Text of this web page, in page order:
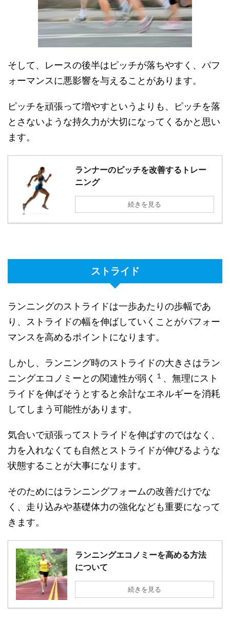
そして、レースの後半はピッチが落ちやすく、パフ
ォーマンスに悪影響を与えることがあります。
ピッチを頑張って増やすというよりも、ピッチを落
とさないような持久力が大切になってくるかと思い
ます。
ランナーのピッチを改善するトレー
ニング
続きを見る
ストライド
ランニングのストライドは一歩あたりの歩幅であ
り、ストライドの幅を伸ばしていくことがパフォー
マンスを高めるポイントになります。
しかし、ランニング時のストライドの大きさはラン
ニングエコノミーとの関連性が弱く １ 、無理にスト
ライドを伸ばそうとすると余計なエネルギーを消耗
してしまう可能性があります。
気合いで頑張ってストライドを伸ばすのではなく、
力を入れなくても自然とストライドが伸びるような
状態することが大事になります。
そのためにはランニングフォームの改善だけでな
く、走り込みや基礎体力の強化なども重要になって
きます。
ランニングエコノミーを高める方法
について
続きを見る